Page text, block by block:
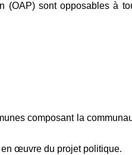
(OAP) sont opposables à
composant la
en œuvre du projet politique.